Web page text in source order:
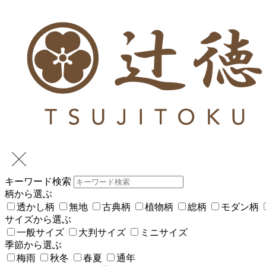
キーワード検索
柄から選ぶ
透かし柄
無地 古典柄 植物柄 総柄 モダン柄
サイズから選ぶ
一般サイズ
大判サイズ
ミニサイズ
季節から選ぶ
梅雨
秋冬 春夏
通年